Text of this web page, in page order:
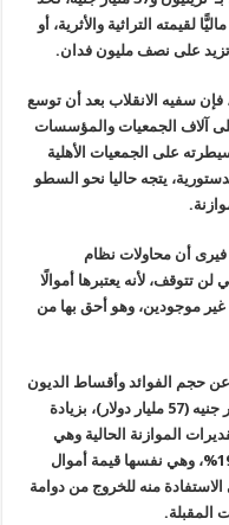
ماليًّا لقيمته التراثية والأثرية، أو
تزيد على نصف مليون فدان.
سفيه الانقلاب بعد أن توسع
آلاف الجمعيات والمؤسسات
على الجمعيات الأهلية
يتجه حاليا نحو السطو
.
فيرى أن محاولات نظام
تتوقف، لأنه يعتبرها أموالًا
غير موجودين، وهو أحق بها من
عن حجم الفوائد وأقساط الديون
)، بزيادة
عن تقديرات الموازنة الحالية وهي
817 مليار جنيه (48 مليار دولار)، بنسبة زيادة 19%، وهي نفسها قيمة أموال
منه للخروج من دوامة
المقبلة.